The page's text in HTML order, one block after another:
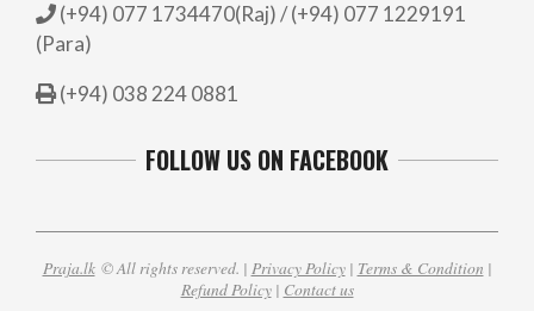
(+94) 077 1734470(Raj) / (+94) 077 1229191
(Para)
(+94) 038 224 0881
FOLLOW US ON FACEBOOK
Praja.lk© All rights reserved. | Privacy Policy| Terms & Condition |
Refund Policy| Contact us